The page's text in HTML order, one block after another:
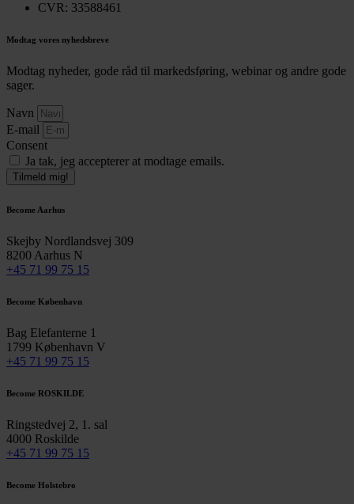
CVR: 33588461
Modtag vores nyhedsbreve
Modtag nyheder, gode råd til markedsføring, webinar og andre gode
sager.
Navn
E-mail
Consent
Ja tak, jeg accepterer at modtage emails.
Tilmeld mig!
Become Aarhus
Skejby Nordlandsvej 309
8200 Aarhus N
+45 71 99 75 15
Become København
Bag Elefanterne 1
1799 København V
+45 71 99 75 15
Become ROSKILDE
Ringstedvej 2, 1. sal
4000 Roskilde
+45 71 99 75 15
Become Holstebro